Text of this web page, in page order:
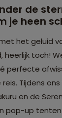
de
je heen
het geluid
heerlijk toch!
perfecte
Tijdens ons
en de
pop-up